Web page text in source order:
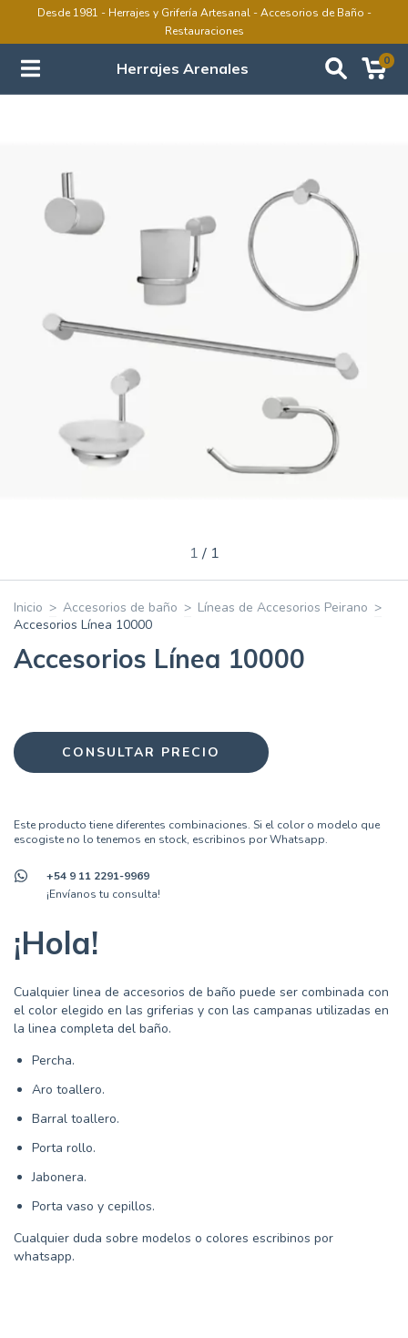
Desde 1981 - Herrajes y Grifería Artesanal - Accesorios de Baño -
Restauraciones
Herrajes Arenales 0
1 / 1
Inicio > Accesorios de baño > Líneas de Accesorios Peirano >
Accesorios Línea 10000
Accesorios Línea 10000
Este producto tiene diferentes combinaciones. Si el color o modelo que
escogiste no lo tenemos en stock, escribinos por Whatsapp.
+54 9 11 2291-9969
¡Envíanos tu consulta!
¡Hola!
Cualquier linea de accesorios de baño puede ser combinada con
el color elegido en las griferias y con las campanas utilizadas en
la linea completa del baño.
Percha.
Aro toallero.
Barral toallero.
Porta rollo.
Jabonera.
Porta vaso y cepillos.
Cualquier duda sobre modelos o colores escribinos por
whatsapp.